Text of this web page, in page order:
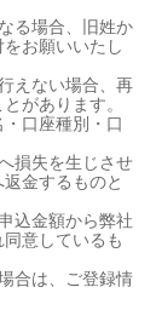
る場合、旧姓か
お願いいたし
えない場合、再
があります。
口座種別・口
損失を生じさせ
金するものと
込金額から弊社
意しているも
合は、ご登録情